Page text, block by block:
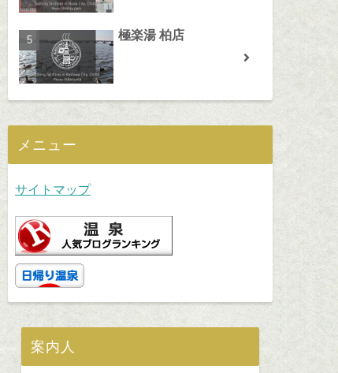
極楽湯 柏店
メニュー
サイトマップ
案内人